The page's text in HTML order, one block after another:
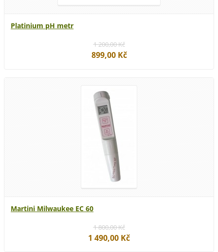
Platinium pH metr
1 200,00 Kč
899,00 Kč
Martini Milwaukee EC 60
1 800,00 Kč
1 490,00 Kč